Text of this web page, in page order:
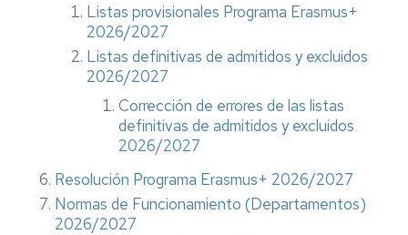
Listas provisionales Programa Erasmus+
2026/2027
Listas definitivas de admitidos y excluidos
2026/2027
Corrección de errores de las listas
definitivas de admitidos y excluidos
2026/2027
Resolución Programa Erasmus+ 2026/2027
Normas de Funcionamiento (Departamentos)
2026/2027